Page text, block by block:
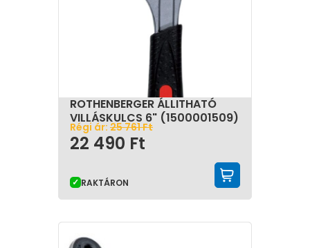
ROTHENBERGER ÁLLITHATÓ
VILLÁSKULCS 6" (1500001509)
Régi ár: 25 761Ft
22 490 Ft
RAKTÁRON